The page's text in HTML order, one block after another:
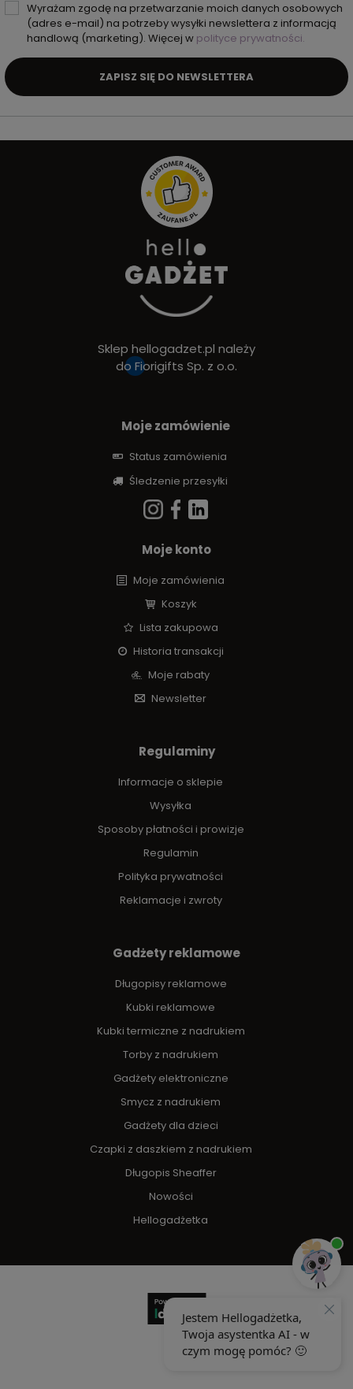
Wyrażam zgodę na przetwarzanie moich danych osobowych
(adres e-mail) na potrzeby wysyłki newslettera z informacją
handlową (marketing). Więcej w polityce prywatności.
ZAPISZ SIĘ DO NEWSLETTERA
Sklep hellogadzet.pl należy
do Fiorigifts Sp. z o.o.
Moje zamówienie
Status zamówienia
Śledzenie przesyłki
Moje konto
Moje zamówienia
Koszyk
Lista zakupowa
Historia transakcji
Moje rabaty
Newsletter
Regulaminy
Informacje o sklepie
Wysyłka
Sposoby płatności i prowizje
Regulamin
Polityka prywatności
Reklamacje i zwroty
Gadżety reklamowe
Długopisy reklamowe
Kubki reklamowe
Kubki termiczne z nadrukiem
Torby z nadrukiem
Gadżety elektroniczne
Smycz z nadrukiem
Gadżety dla dzieci
Czapki z daszkiem z nadrukiem
Długopis Sheaffer
Nowości
Hellogadżetka